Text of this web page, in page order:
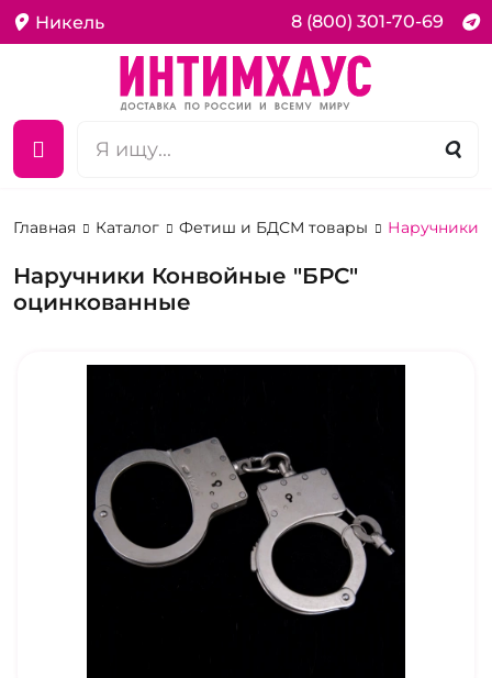
Никель 8 (800) 301-70-69
Главная Каталог Фетиш и БДСМ товары Наручники
Наручники Конвойные "БРС"
оцинкованные